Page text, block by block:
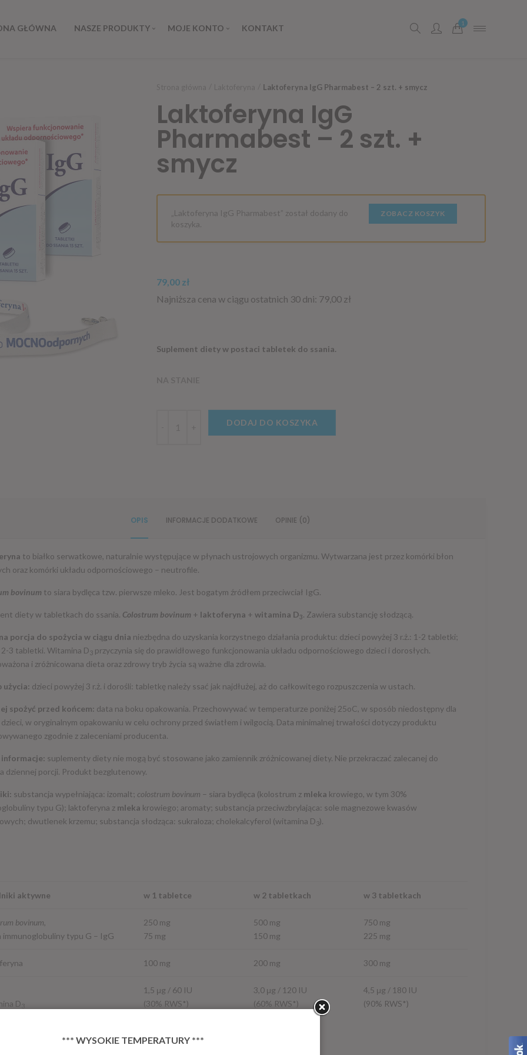
GŁÓWNA NASZE PRODUKTY MOJE KONTO KONTAKT 1
Laktoferyna IgG Pharmabest – 2 szt. + smycz
Laktoferyna IgG
Pharmabest – 2 szt. +
smycz
„Laktoferyna IgG Pharmabest” został dodany do
koszyka.
ZOBACZ KOSZYK
79,00 zł
Najniższa cena w ciągu ostatnich 30 dni: 79,00 zł
Suplement diety w postaci tabletek do ssania.
DODAJ DO KOSZYKA
OPIS INFORMACJE DODATKOWE OPINIE (0)
to białko serwatkowe, naturalnie występujące w płynach ustrojowych organizmu. Wytwarzana jest przez komórki błon
oraz komórki układu odpornościowego – neutrofile.
bovinum to siara bydlęca tzw. pierwsze mleko. Jest bogatym źródłem przeciwciał IgG.
diety w tabletkach do ssania. Colostrum bovinum + laktoferyna + witamina D3. Zawiera substancję słodzącą.
porcja do spożycia w ciągu dnia niezbędna do uzyskania korzystnego działania produktu: dzieci powyżej 3 r.ż.: 1-2 tabletki;
3 tabletki. Witamina D3 przyczynia się do prawidłowego funkcjonowania układu odpornościowego dzieci i dorosłych.
i zróżnicowana dieta oraz zdrowy tryb życia są ważne dla zdrowia.
użycia: dzieci powyżej 3 r.ż. i dorośli: tabletkę należy ssać jak najdłużej, aż do całkowitego rozpuszczenia w ustach.
spożyć przed końcem: data na boku opakowania. Przechowywać w temperaturze poniżej 25oC, w sposób niedostępny dla
dzieci, w oryginalnym opakowaniu w celu ochrony przed światłem i wilgocią. Data minimalnej trwałości dotyczy produktu
zgodnie z zaleceniami producenta.
informacje: suplementy diety nie mogą być stosowane jako zamiennik zróżnicowanej diety. Nie przekraczać zalecanej do
dziennej porcji. Produkt bezglutenowy.
substancja wypełniająca: izomalt; colostrum bovinum – siara bydlęca (kolostrum z mleka krowiego, w tym 30%
typu G); laktoferyna z mleka krowiego; aromaty; substancja przeciwzbrylająca: sole magnezowe kwasów
dwutlenek krzemu; substancja słodząca: sukraloza; cholekalcyferol (witamina D3).
aktywne w 1 tabletce w 2 tabletkach w 3 tabletkach
bovinum
immunoglobuliny typu G – IgG
250 mg
75 mg
500 mg
150 mg
750 mg
225 mg
100 mg 200 mg 300 mg
D3
1,5 μg / 60 IU
(30% RWS*)
3,0 μg / 120 IU
(60% RWS*)
4,5 μg / 180 IU
(90% RWS*)
Referencyjna Wartość Spożycia; IU – jednostki międzynarodowe
*** WYSOKIE TEMPERATURY ***